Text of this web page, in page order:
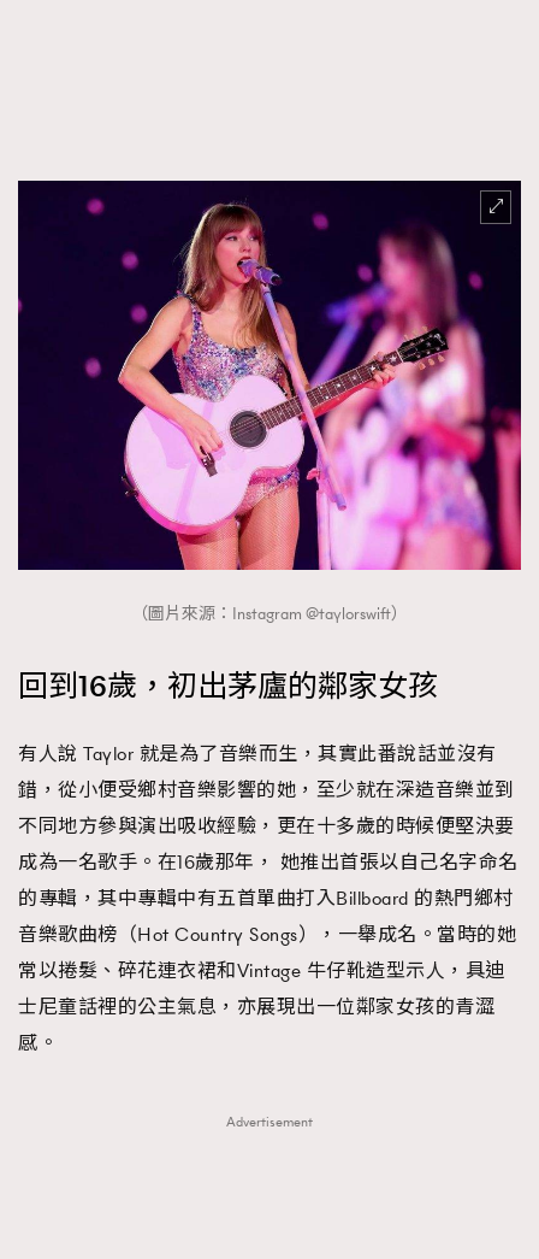
（圖片來源：Instagram @taylorswift）
回到16歲，初出茅廬的鄰家女孩
有人說 Taylor 就是為了音樂而生，其實此番說話並沒有
錯，從小便受鄉村音樂影響的她，至少就在深造音樂並到
不同地方參與演出吸收經驗，更在十多歲的時候便堅決要
成為一名歌手。在16歲那年， 她推出首張以自己名字命名
的專輯，其中專輯中有五首單曲打入Billboard 的熱門鄉村
音樂歌曲榜（Hot Country Songs），一舉成名。當時的她
常以捲髮、碎花連衣裙和Vintage 牛仔靴造型示人，具迪
士尼童話裡的公主氣息，亦展現出一位鄰家女孩的青澀
感。
Advertisement